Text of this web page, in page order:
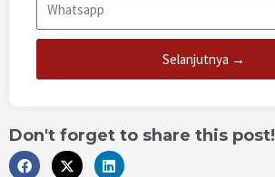
Selanjutnya →
Don't forget to share this post!